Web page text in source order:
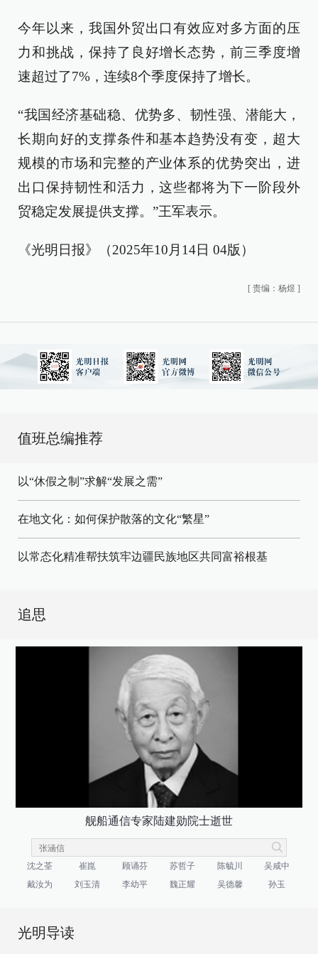
今年以来，我国外贸出口有效应对多方面的压
力和挑战，保持了良好增长态势，前三季度增
速超过了7%，连续8个季度保持了增长。
“我国经济基础稳、优势多、韧性强、潜能大，
长期向好的支撑条件和基本趋势没有变，超大
规模的市场和完整的产业体系的优势突出，进
出口保持韧性和活力，这些都将为下一阶段外
贸稳定发展提供支撑。”王军表示。
《光明日报》（2025年10月14日 04版）
[ 责编：杨煜 ]
值班总编推荐
以“休假之制”求解“发展之需”
在地文化：如何保护散落的文化“繁星”
以常态化精准帮扶筑牢边疆民族地区共同富裕根基
追思
舰船通信专家陆建勋院士逝世
沈之荃 崔崑 顾诵芬 苏哲子 陈毓川
吴咸中
戴汝为
刘玉清 李幼平 魏正耀 吴德馨 孙玉
光明导读